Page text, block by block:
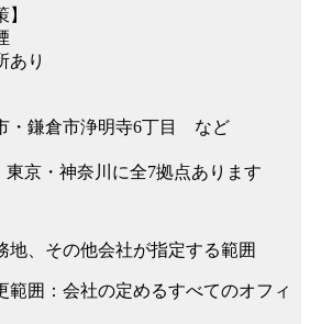
あり
・鎌倉市浄明寺6丁目 など
京・神奈川に全7拠点あります
地、その他会社が指定する範囲
範囲：会社の定めるすべてのオフィ